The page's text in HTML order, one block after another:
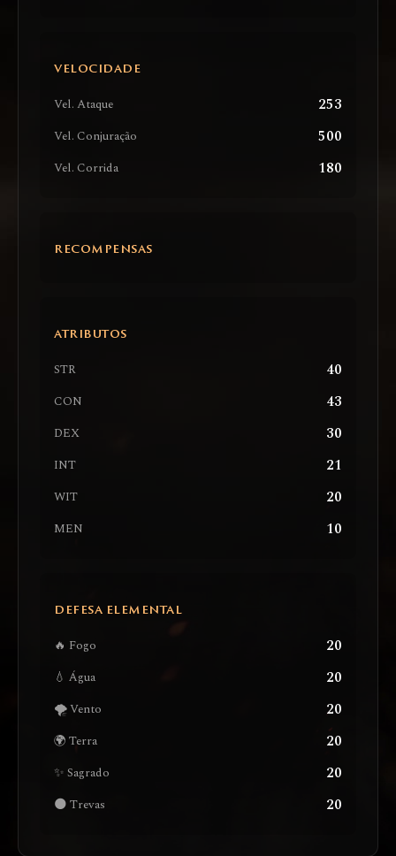
VELOCIDADE
Vel. Ataque 253
Vel. Conjuração 500
Vel. Corrida 180
RECOMPENSAS
ATRIBUTOS
STR 40
CON 43
DEX 30
INT 21
WIT 20
MEN 10
DEFESA ELEMENTAL
🔥 Fogo 20
💧 Água 20
🌪️ Vento 20
🌍 Terra 20
✨ Sagrado 20
🌑 Trevas 20